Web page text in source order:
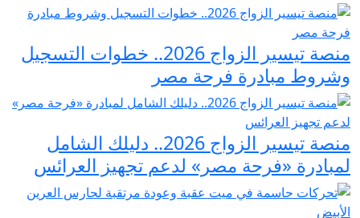
منصة تيسير الزواج 2026.. خطوات التسجيل
وشروط مبادرة فرحة مصر
منصة تيسير الزواج 2026.. دليلك الشامل
لمبادرة «فرحة مصر» لدعم تجهيز العرائس